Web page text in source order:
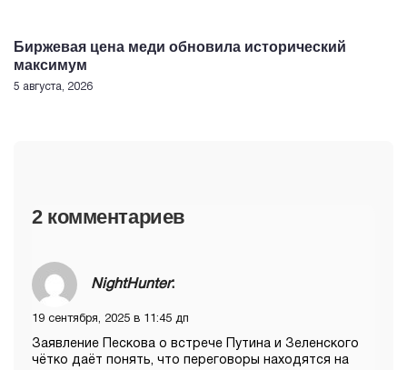
Биржевая цена меди обновила исторический
максимум
5 августа, 2026
2 комментариев
NightHunter:
19 сентября, 2025 в 11:45 дп
Заявление Пескова о встрече Путина и Зеленского
чётко даёт понять, что переговоры находятся на